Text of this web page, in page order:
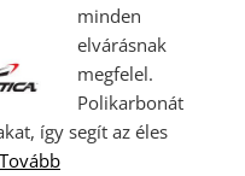
minden
elvárásnak
megfelel.
Polikarbonát
így segít az éles